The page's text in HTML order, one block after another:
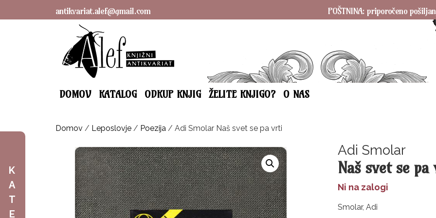
antikvariat.alef@gmail.com POŠTNINA: priporočeno pošiljanje
DOMOV KATALOG ODKUP KNJIG ŽELITE KNJIGO? O NAS
Domov / Leposlovje / Poezija / Adi Smolar Naš svet se pa vrti
Adi Smolar
Naš svet se
Ni na zalogi
Smolar, Adi
K
A
T
E